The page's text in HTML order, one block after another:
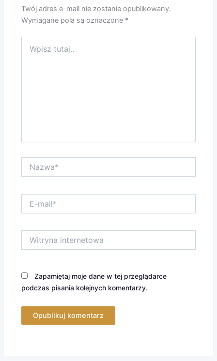
Twój adres e-mail nie zostanie opublikowany.
Wymagane pola są oznaczone *
tutaj..
mail*
internetowa
Zapamiętaj moje dane w tej przeglądarce
podczas pisania kolejnych komentarzy.